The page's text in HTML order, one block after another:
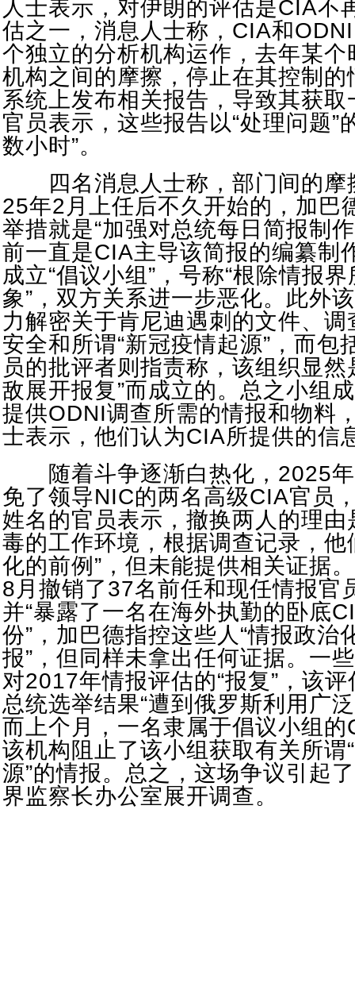
人士表示，对伊朗的评估是CIA不
估之一，消息人士称，CIA和
个独立的分析机构运作，去年某
机构之间的摩擦，停止在其控制
系统上发布相关报告，导致其获
官员表示，这些报告以“处理问题”
数小时”。
四名消息人士称，部门间的摩
25年2月上任后不久开始的，加巴
举措就是“加强对总统每日简报制
前一直是CIA主导该简报的编纂制
成立“倡议小组”，号称“根除情报
象”，双方关系进一步恶化。此外
力解密关于肯尼迪遇刺的文件、
安全和所谓“新冠疫情起源”，而包
员的批评者则指责称，该组织显然
敌展开报复”而成立的。总之小组
提供ODNI调查所需的情报和物料
士表示，他们认为CIA所提供的信
随着斗争逐渐白热化，2025年
免了领导NIC的两名高级CIA官员
姓名的官员表示，撤换两人的理由
毒的工作环境，根据调查记录，
化的前例”，但未能提供相关证据
8月撤销了37名前任和现任情报官
并“暴露了一名在海外执勤的卧底
份”，加巴德指控这些人“情报政治
报”，但同样未拿出任何证据。一
对2017年情报评估的“报复”，该
总统选举结果“遭到俄罗斯利用广
而上个月，一名隶属于倡议小组
该机构阻止了该小组获取有关所谓
源”的情报。总之，这场争议引起
界监察长办公室展开调查。